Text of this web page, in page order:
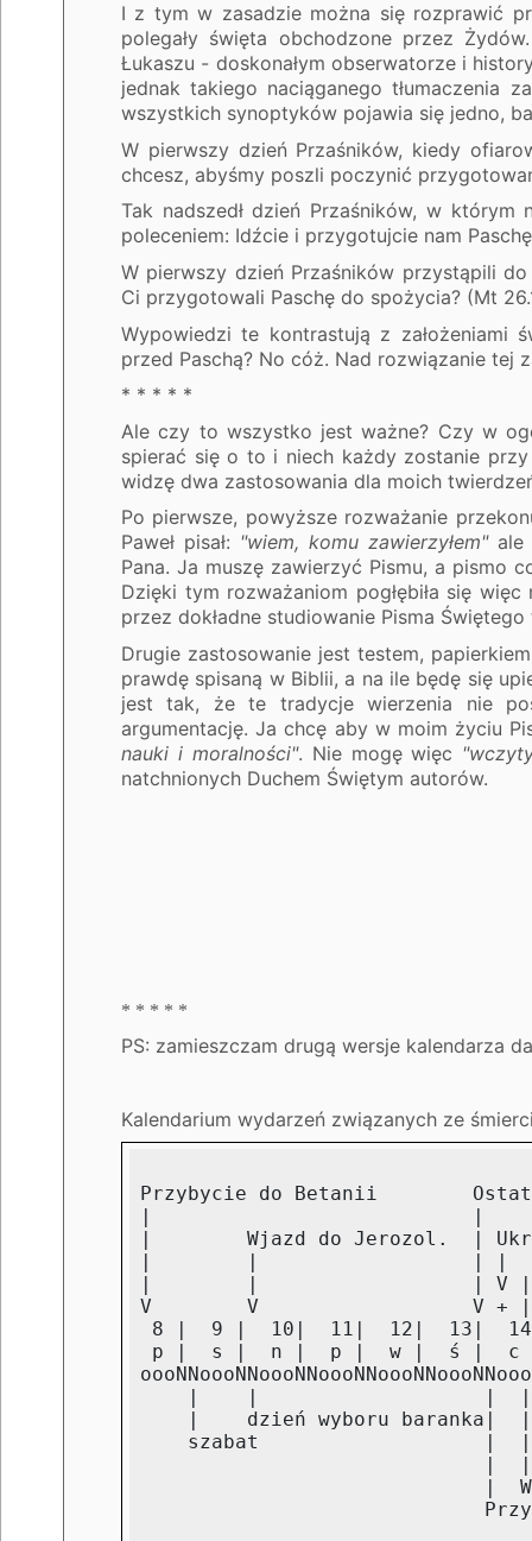
I z tym w zasadzie można się rozprawić
polegały święta obchodzone przez
Łukaszu - doskonałym obserwatorze i
jednak takiego naciąganego tłumaczenia
wszystkich synoptyków pojawia się jedno,
W pierwszy dzień Przaśników, kiedy
chcesz, abyśmy poszli poczynić
Tak nadszedł dzień Przaśników, w którym
poleceniem: Idźcie i przygotujcie nam
W pierwszy dzień Przaśników przystąpili
Ci przygotowali Paschę do spożycia? (Mt
Wypowiedzi te kontrastują z założeniami
przed Paschą? No cóż. Nad rozwiązanie tej
* * * * *
Ale czy to wszystko jest ważne? Czy w
spierać się o to i niech każdy zostanie
widzę dwa zastosowania dla moich
Po pierwsze, powyższe rozważanie
Paweł pisał: "wiem, komu zawierzyłem"ale
Pana. Ja muszę zawierzyć Pismu, a pismo
Dzięki tym rozważaniom pogłębiła się
przez dokładne studiowanie Pisma
Drugie zastosowanie jest testem,
prawdę spisaną w Biblii, a na ile będę się
jest tak, że te tradycje wierzenia nie
argumentację. Ja chcę aby w moim życiu
nauki i moralności". Nie mogę więc
natchnionych Duchem Świętym autorów.
* * * * *
PS: zamieszczam drugą wersje kalendarza
Kalendarium wydarzeń związanych ze
Przybycie do Betanii
|                           |
|        Wjazd do Jerozol.  |
|        |                  | |
|        |                  | V
V        V                  V +
8 |  9 |  10|  11|  12|  13|
p |  s |  n |  p |  w |  ś |  c
|    |                   |
|    dzień wyboru baranka|  |
szabat                   |
|  | szabat
|  Wieczerza
Przygotowanie